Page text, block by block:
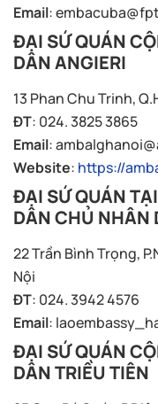
Email:
ĐẠI SỨ QUÁN
DÂN ANGIERI
13 Phan Chu Trinh,
ĐT: 024. 3825 3865
Email:
Website: https://
ĐẠI SỨ QUÁN
DÂN CHỦ NHÂN
22 Trần Bình Trọng,
Nội
ĐT: 024. 3942 4576
Email:
ĐẠI SỨ QUÁN
DÂN TRIỀU TIÊN